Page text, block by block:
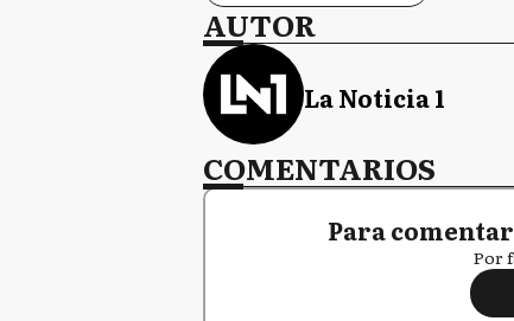
AUTOR
La Noticia 1
COMENTARIOS
Para
Por